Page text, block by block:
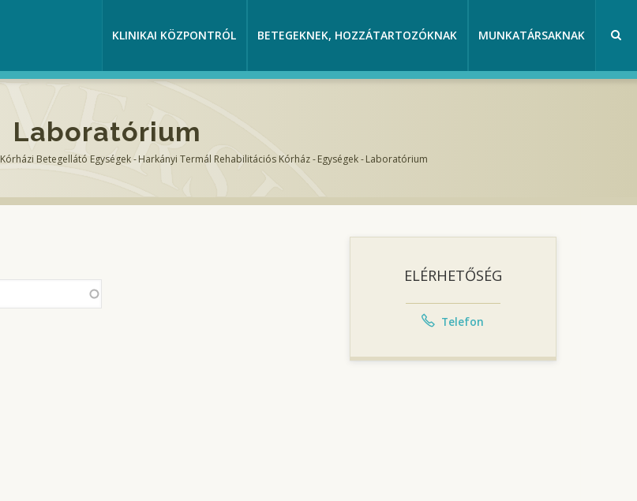
KLINIKAI KÖZPONTRÓL BETEGEKNEK, HOZZÁTARTOZÓKNAK MUNKATÁRSAKNAK
Laboratórium
Kórházi Betegellátó Egységek - Harkányi Termál Rehabilitációs Kórház - Egységek - Laboratórium
ELÉRHETŐSÉG
Telefon